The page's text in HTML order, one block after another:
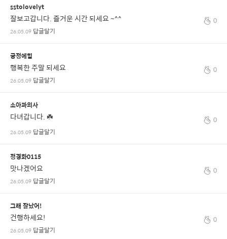
sstolovelyt
잘보고갑니다. 즐거운 시간 되세요 ~^^
26.05.09 답글달기
0
긍정에힘
행복한 주말 되세요
26.05.09 답글달기
0
소아과의사
다녀갑니다. ☘️
26.05.09 답글달기
0
정경화0115
맛나겠어요
26.05.09 답글달기
0
그래 잘났어!
건행하세요!
26.05.09 답글달기
0